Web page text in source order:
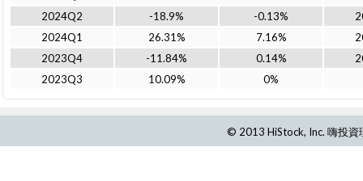
2024Q2
-18.9% -0.13%
2024Q1
26.31% 7.16%
2023Q4
-11.84% 0.14%
2023Q3
10.09% 0%
© 2013 HiStock, Inc. 嗨投資